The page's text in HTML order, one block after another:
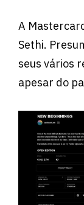
A
Sethi.
seus vários
apesar do